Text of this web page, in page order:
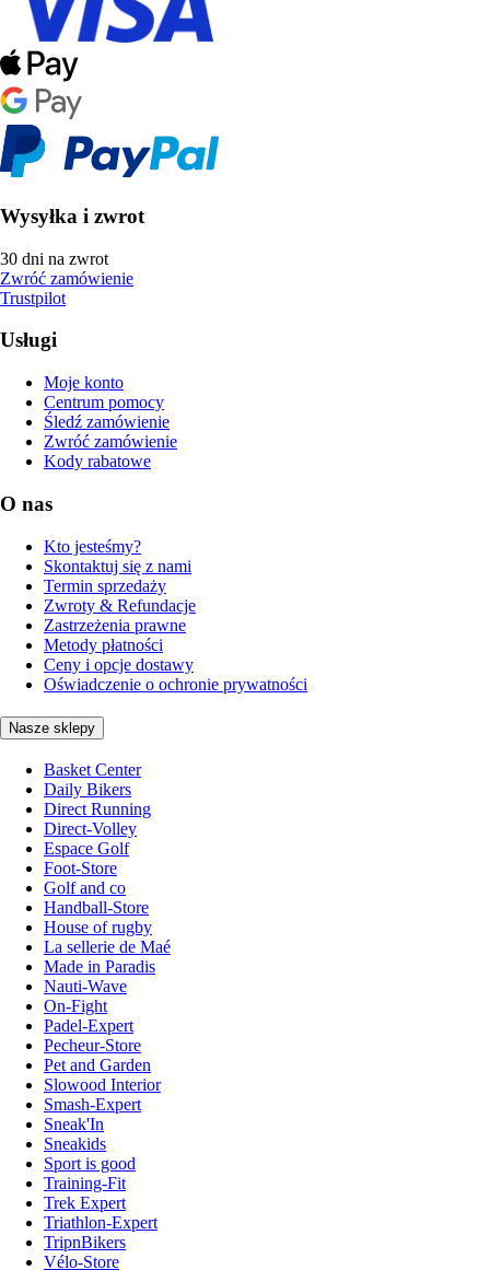
Wysyłka i zwrot
30 dni na zwrot
Zwróć zamówienie
Trustpilot
Usługi
Moje konto
Centrum pomocy
Śledź zamówienie
Zwróć zamówienie
Kody rabatowe
O nas
Kto jesteśmy?
Skontaktuj się z nami
Termin sprzedaży
Zwroty & Refundacje
Zastrzeżenia prawne
Metody płatności
Ceny i opcje dostawy
Oświadczenie o ochronie prywatności
Nasze sklepy
Basket Center
Daily Bikers
Direct Running
Direct-Volley
Espace Golf
Foot-Store
Golf and co
Handball-Store
House of rugby
La sellerie de Maé
Made in Paradis
Nauti-Wave
On-Fight
Padel-Expert
Pecheur-Store
Pet and Garden
Slowood Interior
Smash-Expert
Sneak'In
Sneakids
Sport is good
Training-Fit
Trek Expert
Triathlon-Expert
TripnBikers
Vélo-Store